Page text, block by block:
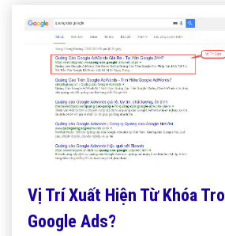
Vị Trí Xuất Hiện Từ Khóa
Google Ads?